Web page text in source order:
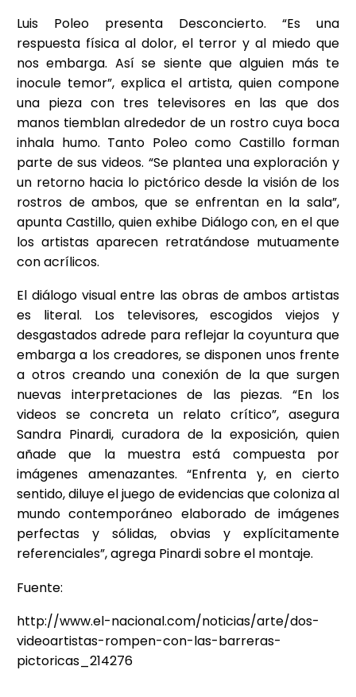
Luis Poleo presenta Desconcierto. “Es una
respuesta física al dolor, el terror y al miedo que
nos embarga. Así se siente que alguien más te
inocule temor”, explica el artista, quien compone
una pieza con tres televisores en las que dos
manos tiemblan alrededor de un rostro cuya boca
inhala humo. Tanto Poleo como Castillo forman
parte de sus videos. “Se plantea una exploración y
un retorno hacia lo pictórico desde la visión de los
rostros de ambos, que se enfrentan en la sala”,
apunta Castillo, quien exhibe Diálogo con, en el que
los artistas aparecen retratándose mutuamente
con acrílicos.
El diálogo visual entre las obras de ambos artistas
es literal. Los televisores, escogidos viejos y
desgastados adrede para reflejar la coyuntura que
embarga a los creadores, se disponen unos frente
a otros creando una conexión de la que surgen
nuevas interpretaciones de las piezas. “En los
videos se concreta un relato crítico”, asegura
Sandra Pinardi, curadora de la exposición, quien
añade que la muestra está compuesta por
imágenes amenazantes. “Enfrenta y, en cierto
sentido, diluye el juego de evidencias que coloniza al
mundo contemporáneo elaborado de imágenes
perfectas y sólidas, obvias y explícitamente
referenciales”, agrega Pinardi sobre el montaje.
Fuente:
http://www.el-nacional.com/noticias/arte/dos-
videoartistas-rompen-con-las-barreras-
pictoricas_214276